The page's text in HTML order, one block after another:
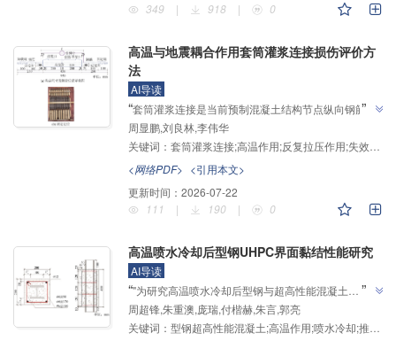
349
| 918 | 0
高温与地震耦合作用套筒灌浆连接损伤评价方
法
AI导读
“套筒灌浆连接是当前预制混凝土结构节点纵向钢筋连
接的主流方式之一。研究人员开展了15组试件的高温
后加载试验，建立了高温与地震耦合作用的套筒灌浆连
接损伤评价方法，为预制混凝土结构抗火抗震研究提供
了新方案。 ”
”
周显鹏,刘良林,李伟华
关键词： 套筒灌浆连接;高温作用;反复拉压作用;失效模式;损伤评价
<网络PDF> <引用本文>
更新时间： 2026-07-22
111
| 190 | 0
高温喷水冷却后型钢UHPC界面黏结性能研究
AI导读
“"为研究高温喷水冷却后型钢与超高性能混凝土
（UHPC）的界面黏结性能"，科研团队设计制作了12
个型钢UHPC试件并进行高温冷却后的单调加载推出试
”
周超锋,朱重澳,庞瑞,付楷赫,朱言,郭亮
关键词： 型钢超高性能混凝土;高温作用;喷水冷却;推出试验;黏结‒滑移;黏结强度